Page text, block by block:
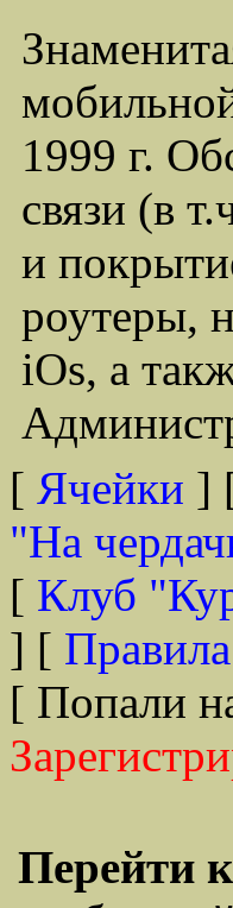
1999 г.
связи (в
и
роутеры,
iOs, а
[ Ячейки ]
"На
[ Клуб
] [
[ Попали
Перейти